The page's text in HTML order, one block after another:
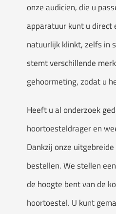
onze audicien, die u
apparatuur kunt u
natuurlijk klinkt, zelfs in
stemt verschillende
gehoormeting, zodat u
Heeft u al onderzoek
hoortoesteldrager en
Dankzij onze
bestellen. We stellen
de hoogte bent van de
hoortoestel. U kunt